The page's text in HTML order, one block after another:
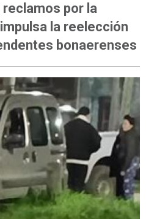
por la
la reelección
bonaerenses